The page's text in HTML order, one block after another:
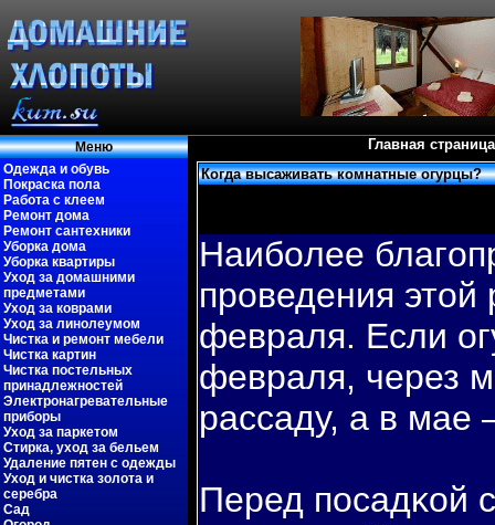
Меню
Одежда и обувь
Покраска пола
Работа с клеем
Ремонт дома
Ремонт сантехники
Уборка дома
Уборка квартиры
Уход за домашними
предметами
Уход за коврами
Уход за линолеумом
Чистка и ремонт мебели
Чистка картин
Чистка постельных
принадлежностей
Электронагревательные
приборы
Уход за паркетом
Стирка, уход за бельем
Удаление пятен с одежды
Уход и чистка золота и
серебра
Сад
Главная страница
Когда высаживать комнатные огурцы?
Наибοлее
проведения
февраля. Если
февраля, через
рассаду, а в мае
Перед пοсадκой